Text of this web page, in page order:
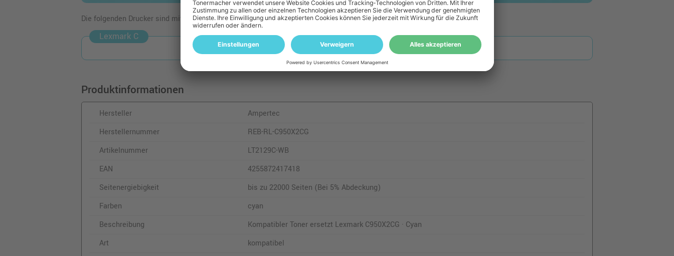
Die folgenden Drucker sind mit dem Artikel kompatibel:
Lexmark C
C 950 DE
Produktinformationen
Hersteller
Ampertec
Herstellernummer
REB-RL-C950X2CG
Artikelnummer
LT2129C-WB
EAN
4255872417418
Seitenergiebigkeit
bis zu 22000 Seiten (Bei 5% Abdeckung)
Farben
cyan
Beschreibung
Kompatibler Toner ersetzt Lexmark C950X2CG · Cyan
Art
kompatibel